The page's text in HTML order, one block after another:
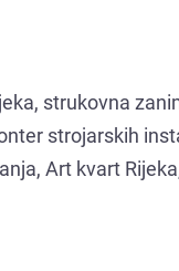
strukovna
strojarskih
Art kvart